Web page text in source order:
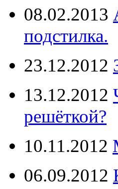
08.02.2013
подстилка.
23.12.2012
13.12.2012
решёткой?
10.11.2012
06.09.2012